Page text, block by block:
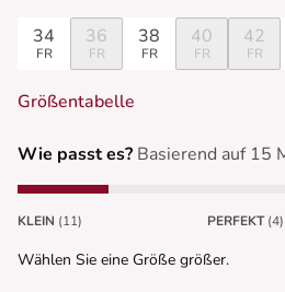
34
FR
36
FR
38
FR
40
FR
42
FR
Größentabelle
Wie passt es? Basierend auf 15
KLEIN (11) PERFEKT (4)
Wählen Sie eine Größe größer.